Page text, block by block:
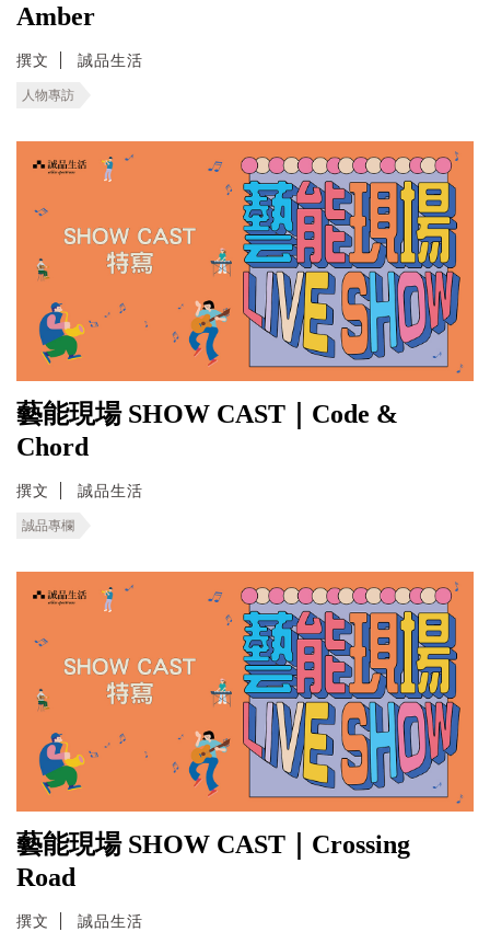
Amber
撰文 誠品生活
人物專訪
藝能現場 SHOW CAST｜Code &
Chord
撰文 誠品生活
誠品專欄
藝能現場 SHOW CAST｜Crossing
Road
撰文 誠品生活